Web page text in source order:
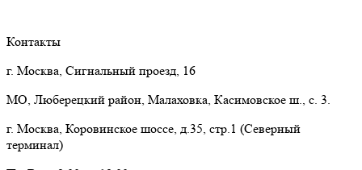
Контакты
г. Москва, Сигнальный проезд, 16
МО, Люберецкий район, Малаховка, Касимовское ш., с. 3.
г. Москва, Коровинское шоссе, д.35, стр.1 (Северный
терминал)